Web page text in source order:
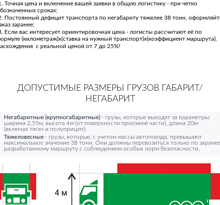
Точная цена и включение вашей заявки в общую логистику - при четко
сроках;
Постоянный дефицит транспорта по негабариту тяжелее 38 тонн,
заранее;
Если вас интересует ориентировочная цена - логисты рассчитают её по
(километраж)х(ставка на нужный транспорт)х(коэффициент маршрута).
с реальной ценой от 7 до 25%!
ДОПУСТИМЫЕ РАЗМЕРЫ ГРУЗОВ ГАБАРИТ/
НЕГАБАРИТ
Негабаритные (крупногабаритные) - грузы, которые выходят за параметры:
ширина 2,55м, высота 4м (от поверхности проезжей части), длина 20м
(включая тягач и полуприцеп);
Тяжеловесные - грузы, которые, с учетом массы автопоезда, превышают
максимальное значение 38 тонн. Они должны перевозиться только по заранее
разработанному маршруту с соблюдением особых норм безопасности.